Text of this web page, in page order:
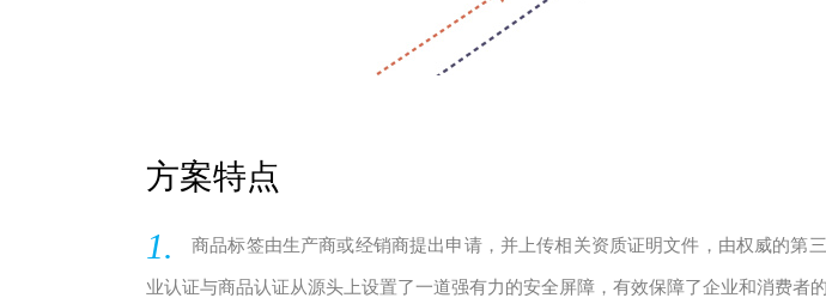
方案特点
1. 商品标签由生产商或经销商提出申请，并上传相关资质证明文件，由权威的
业认证与商品认证从源头上设置了一道强有力的安全屏障，有效保障了企业和消费者的